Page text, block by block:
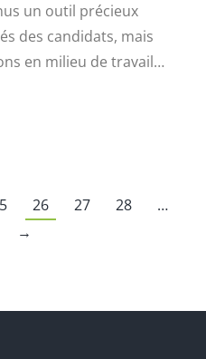
un outil précieux
des candidats, mais
en milieu de travail…
26 27 28
…
→